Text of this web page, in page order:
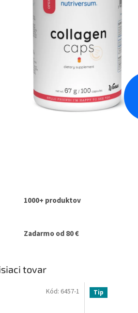
1000+ produktov
Zadarmo od 80 €
tovar
Kód: 6457-1 Tip